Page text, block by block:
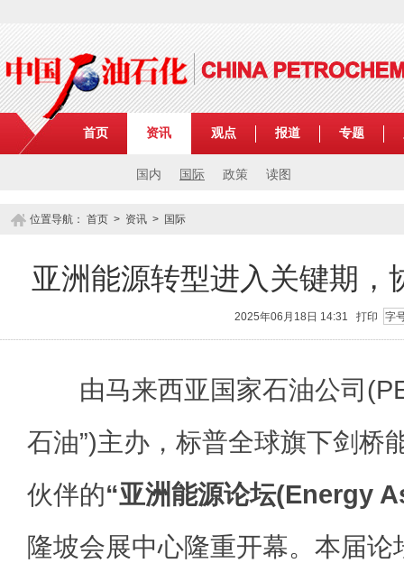
首页 资讯
国内 国际 政策 读图
观点 报道 专题
位置导航： 首页 > 资讯 > 国际
亚洲能源转型进入关键期，
2025年06月18日 14:31打印 字
由马来西亚国家石油公司
石油”)主办，标普全球旗下剑桥
伙伴的“亚洲能源论坛(Energy
隆坡会展中心隆重开幕。本届论